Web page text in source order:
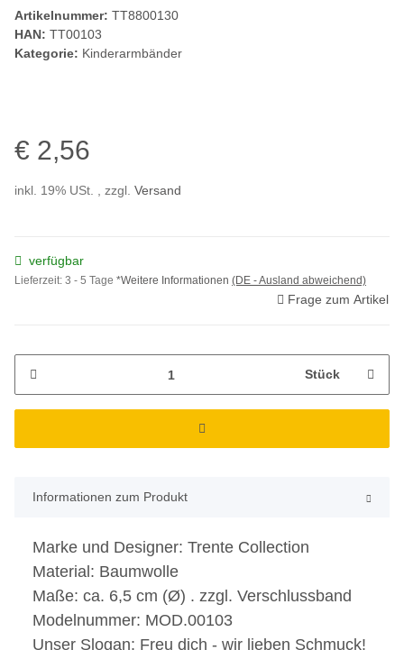
Artikelnummer: TT8800130
HAN: TT00103
Kategorie: Kinderarmbänder
€ 2,56
inkl. 19% USt. , zzgl. Versand
verfügbar
Lieferzeit: 3 - 5 Tage *Weitere Informationen (DE - Ausland abweichend)
Frage zum Artikel
Stück
Informationen zum Produkt
Marke und Designer: Trente Collection
Material: Baumwolle
Maße: ca. 6,5 cm (Ø) . zzgl. Verschlussband
Modelnummer: MOD.00103
Unser Slogan: Freu dich - wir lieben Schmuck!